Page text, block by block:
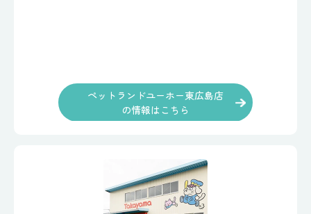
ペットランドユーホー東広島店
の情報はこちら